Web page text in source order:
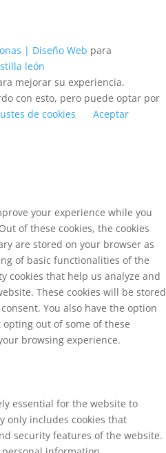
| Diseño Web para
león
mejorar su experiencia.
con esto, pero puede optar por
de cookies
Aceptar
your experience while you
of these cookies, the cookies
are stored on your browser as
of basic functionalities of the
cookies that help us analyze and
These cookies will be stored
You also have the option
out of some of these
browsing experience.
essential for the website to
only includes cookies that
security features of the website.